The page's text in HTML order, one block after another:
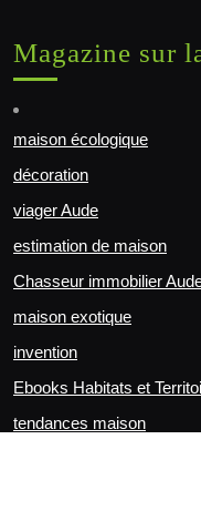
Magazine sur
maison écologique
décoration
viager Aude
estimation de maison
Chasseur immobilier
maison exotique
invention
Ebooks Habitats et
tendances maison